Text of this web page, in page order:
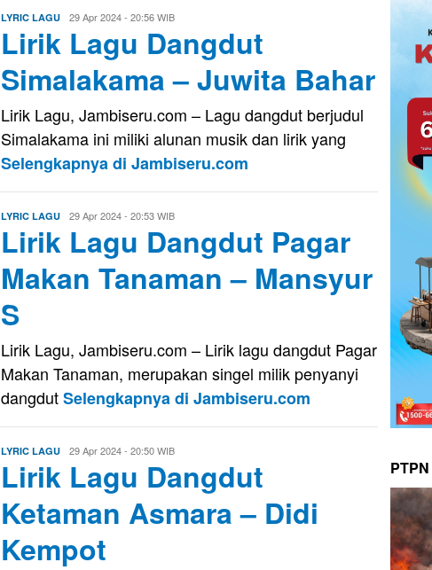
LYRIC LAGU Aris
29 Apr 2024 - 20:56 WIB
Lirik Lagu Dangdut
Simalakama – Juwita Bahar
Lirik Lagu, Jambiseru.com – Lagu dangdut berjudul
Simalakama ini miliki alunan musik dan lirik yang
Selengkapnya di Jambiseru.com
LYRIC LAGU Aris
29 Apr 2024 - 20:53 WIB
Lirik Lagu Dangdut Pagar
Makan Tanaman – Mansyur
S
Lirik Lagu, Jambiseru.com – Lirik lagu dangdut Pagar
Makan Tanaman, merupakan singel milik penyanyi
dangdutSelengkapnya di Jambiseru.com
LYRIC LAGU Aris
29 Apr 2024 - 20:50 WIB
Lirik Lagu Dangdut
Ketaman Asmara – Didi
Kempot